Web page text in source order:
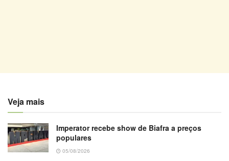
Veja mais
Imperator recebe show de Biafra a preços
populares
05/08/2026